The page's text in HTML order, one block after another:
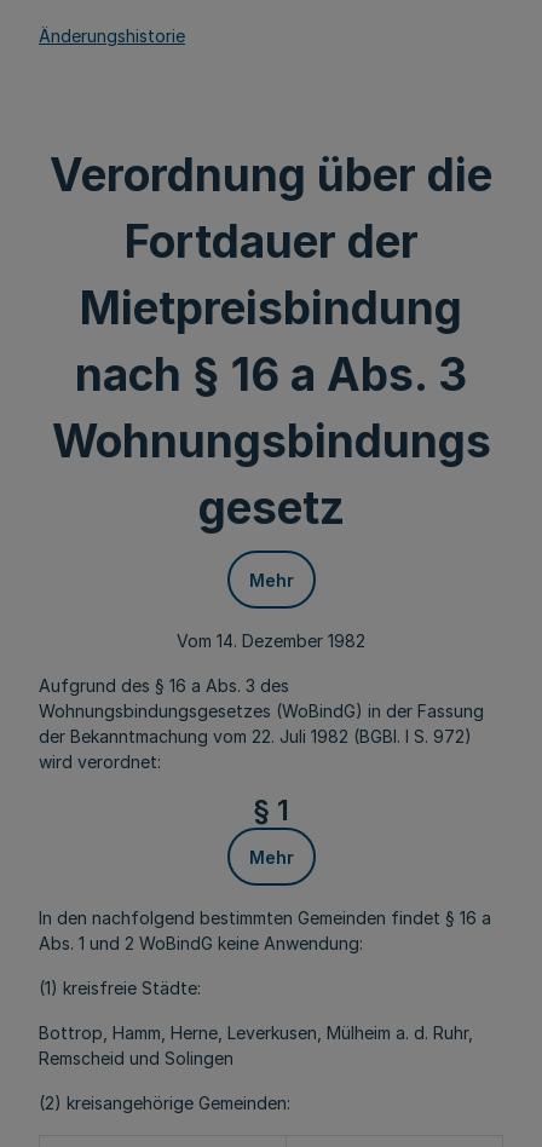
Änderungshistorie
Verordnung über die
Fortdauer der
Mietpreisbindung
nach § 16 a Abs. 3
Wohnungsbindungs
gesetz
Mehr
Vom 14. Dezember 1982
Aufgrund des § 16 a Abs. 3 des
Wohnungsbindungsgesetzes (WoBindG) in der Fassung
der Bekanntmachung vom 22. Juli 1982 (BGBl. I S. 972)
wird verordnet:
§ 1
Mehr
In den nachfolgend bestimmten Gemeinden findet § 16 a
Abs. 1 und 2 WoBindG keine Anwendung:
(1) kreisfreie Städte:
Bottrop, Hamm, Herne, Leverkusen, Mülheim a. d. Ruhr,
Remscheid und Solingen
(2) kreisangehörige Gemeinden: